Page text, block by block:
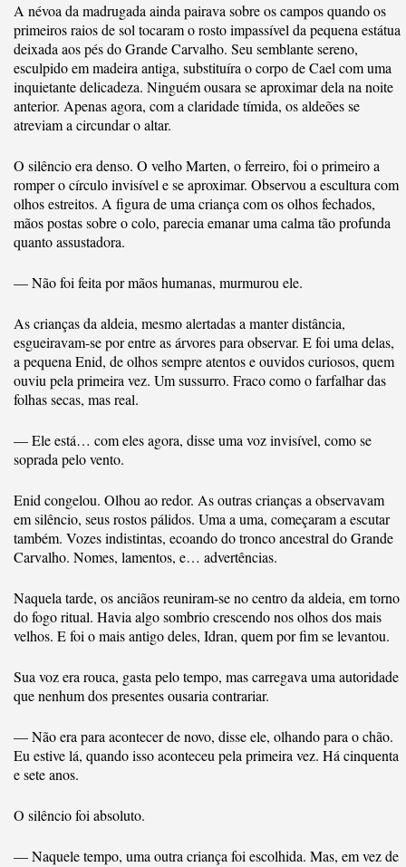
A névoa da madrugada ainda pairava sobre os campos quando os
primeiros raios de sol tocaram o rosto impassível da pequena estátua
deixada aos pés do Grande Carvalho. Seu semblante sereno,
esculpido em madeira antiga, substituíra o corpo de Cael com uma
inquietante delicadeza. Ninguém ousara se aproximar dela na noite
anterior. Apenas agora, com a claridade tímida, os aldeões se
atreviam a circundar o altar.
O silêncio era denso. O velho Marten, o ferreiro, foi o primeiro a
romper o círculo invisível e se aproximar. Observou a escultura com
olhos estreitos. A figura de uma criança com os olhos fechados,
mãos postas sobre o colo, parecia emanar uma calma tão profunda
quanto assustadora.
— Não foi feita por mãos humanas, murmurou ele.
As crianças da aldeia, mesmo alertadas a manter distância,
esgueiravam-se por entre as árvores para observar. E foi uma delas,
a pequena Enid, de olhos sempre atentos e ouvidos curiosos, quem
ouviu pela primeira vez. Um sussurro. Fraco como o farfalhar das
folhas secas, mas real.
— Ele está… com eles agora, disse uma voz invisível, como se
soprada pelo vento.
Enid congelou. Olhou ao redor. As outras crianças a observavam
em silêncio, seus rostos pálidos. Uma a uma, começaram a escutar
também. Vozes indistintas, ecoando do tronco ancestral do Grande
Carvalho. Nomes, lamentos, e… advertências.
Naquela tarde, os anciãos reuniram-se no centro da aldeia, em torno
do fogo ritual. Havia algo sombrio crescendo nos olhos dos mais
velhos. E foi o mais antigo deles, Idran, quem por fim se levantou.
Sua voz era rouca, gasta pelo tempo, mas carregava uma autoridade
que nenhum dos presentes ousaria contrariar.
— Não era para acontecer de novo, disse ele, olhando para o chão.
Eu estive lá, quando isso aconteceu pela primeira vez. Há cinquenta
e sete anos.
O silêncio foi absoluto.
— Naquele tempo, uma outra criança foi escolhida. Mas, em vez de